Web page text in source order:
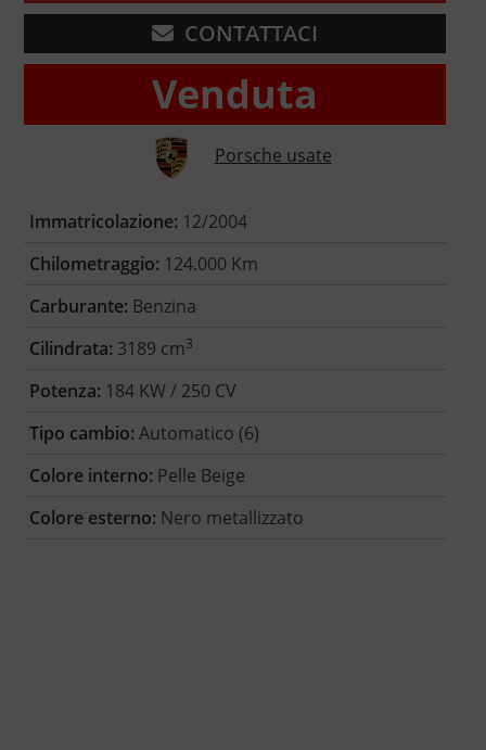
CONTATTACI
Venduta
Porsche usate
Immatricolazione: 12/2004
Chilometraggio: 124.000 Km
Carburante: Benzina
Cilindrata: 3189 cm3
Potenza: 184 KW / 250 CV
Tipo cambio: Automatico (6)
Colore interno: Pelle Beige
Colore esterno: Nero metallizzato